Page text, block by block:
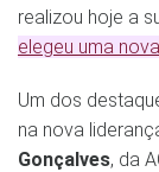
realizou hoje a
elegeu uma
Um dos
na nova
Gonçalves, da